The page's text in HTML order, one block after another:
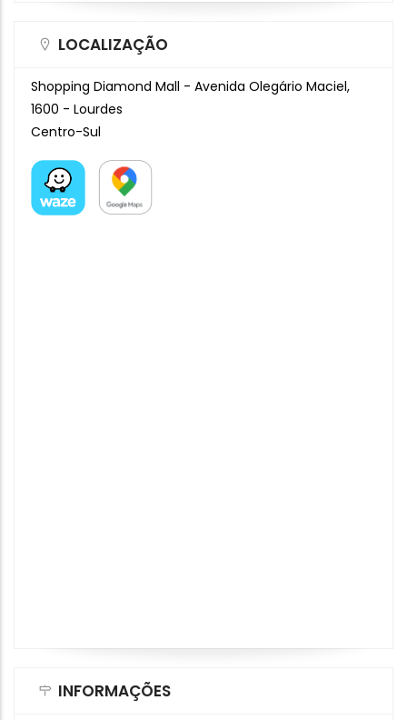
LOCALIZAÇÃO
Shopping Diamond Mall - Avenida Olegário Maciel,
1600 - Lourdes
Centro-Sul
INFORMAÇÕES